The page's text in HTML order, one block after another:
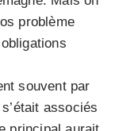
problème
souvent par
associés